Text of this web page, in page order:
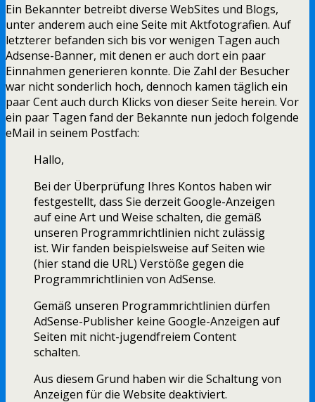
Ein Bekannter betreibt diverse WebSites und Blogs,
unter anderem auch eine Seite mit Aktfotografien. Auf
letzterer befanden sich bis vor wenigen Tagen auch
Adsense-Banner, mit denen er auch dort ein paar
Einnahmen generieren konnte. Die Zahl der Besucher
war nicht sonderlich hoch, dennoch kamen täglich ein
paar Cent auch durch Klicks von dieser Seite herein. Vor
ein paar Tagen fand der Bekannte nun jedoch folgende
eMail in seinem Postfach:
Hallo,
Bei der Überprüfung Ihres Kontos haben wir
festgestellt, dass Sie derzeit Google-Anzeigen
auf eine Art und Weise schalten, die gemäß
unseren Programmrichtlinien nicht zulässig
ist. Wir fanden beispielsweise auf Seiten wie
(hier stand die URL) Verstöße gegen die
Programmrichtlinien von AdSense.
Gemäß unseren Programmrichtlinien dürfen
AdSense-Publisher keine Google-Anzeigen auf
Seiten mit nicht-jugendfreiem Content
schalten.
Aus diesem Grund haben wir die Schaltung von
Anzeigen für die Website deaktiviert.